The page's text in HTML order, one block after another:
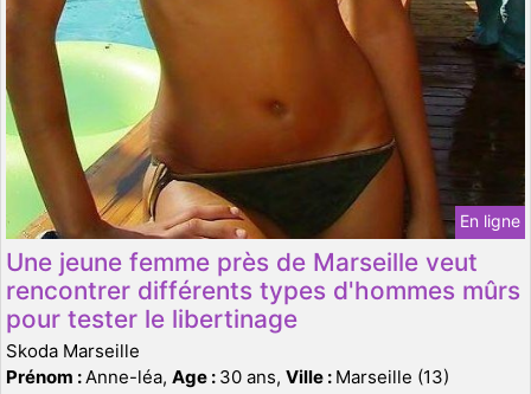
En ligne
Une jeune femme près de Marseille veut
rencontrer différents types d'hommes mûrs
pour tester le libertinage
Skoda Marseille
Prénom :Anne-léa, Age : 30 ans, Ville : Marseille (13)